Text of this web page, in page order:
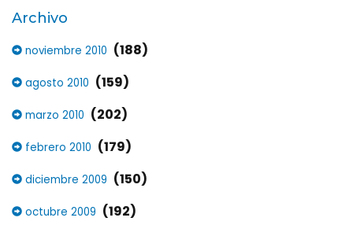
Archivo
noviembre 2010 (188)
agosto 2010 (159)
marzo 2010 (202)
febrero 2010 (179)
diciembre 2009 (150)
octubre 2009 (192)